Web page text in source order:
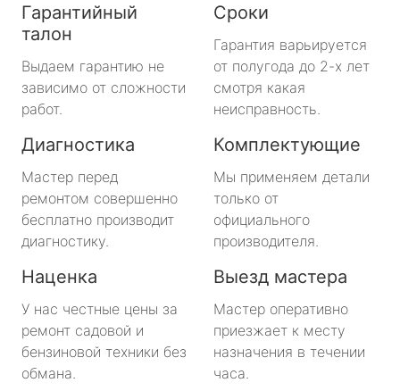
Гарантийный
талон
Выдаем гарантию не
зависимо от сложности
работ.
Сроки
Гарантия варьируется
от полугода до 2-х лет
смотря какая
неисправность.
Диагностика
Мастер перед
ремонтом совершенно
бесплатно производит
диагностику.
Комплектующие
Мы применяем детали
только от
официального
производителя.
Наценка
У нас честные цены за
ремонт садовой и
бензиновой техники без
обмана.
Выезд мастера
Мастер оперативно
приезжает к месту
назначения в течении
часа.